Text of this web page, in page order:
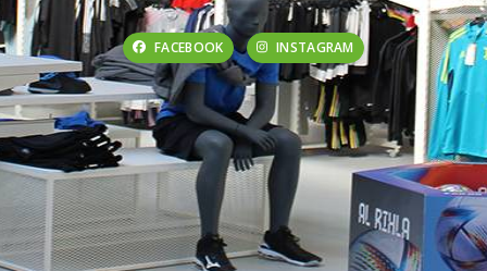
FACEBOOK INSTAGRAM